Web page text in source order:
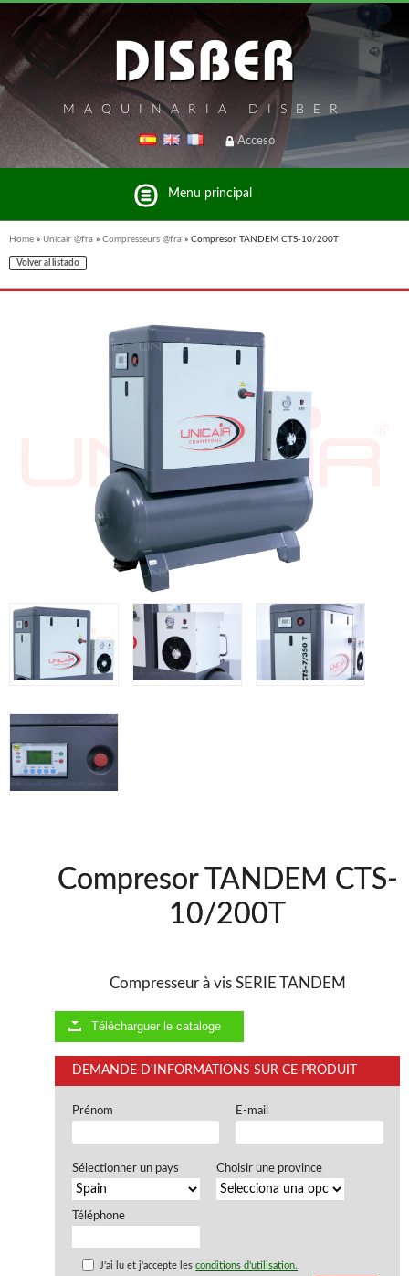
MAQUINARIA DISBER
Acceso
Menu principal
Liste des marques et produits du groupe Disber
WOODMAN PROFESIONAL @FRA
BRICO OK @FRA
Offres et Opportunités
Home » Unicair @fra » Compresseurs @fra » Compresor TANDEM CTS-10/200T
Volver al listado
Compresor TANDEM CTS-
10/200T
Compresseur à vis SERIE TANDEM
Télécharguer le cataloge
DEMANDE D'INFORMATIONS SUR CE PRODUIT
Prénom E-mail
Sélectionner un pays Choisir une province
Téléphone
J'ai lu et j'accepte lesconditions d'utilisation..